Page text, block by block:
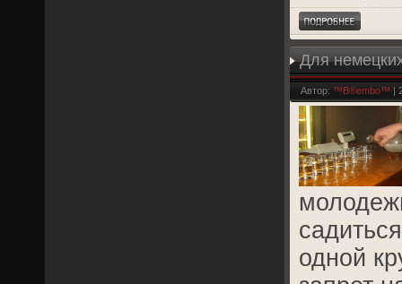
Для
закон
Автор: ™B®embo™ |
одной